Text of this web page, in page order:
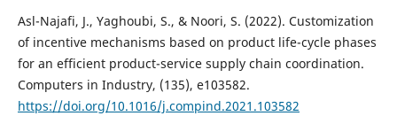
Asl-Najafi, J., Yaghoubi, S., & Noori, S. (2022). Customization
of incentive mechanisms based on product life-cycle phases
for an efficient product-service supply chain coordination.
Computers in Industry, (135), e103582.
https://doi.org/10.1016/j.compind.2021.103582